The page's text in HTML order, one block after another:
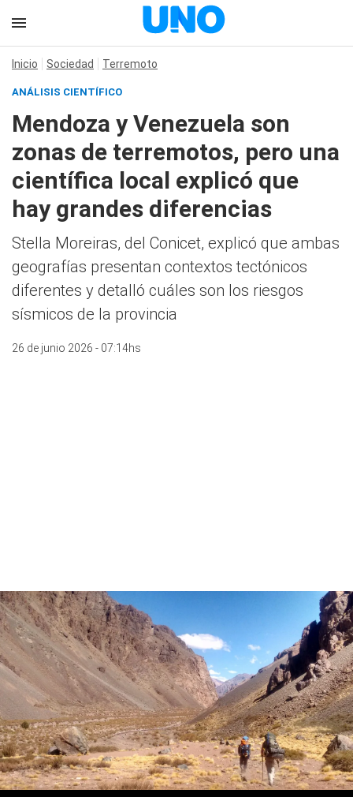
Inicio Sociedad Terremoto
ANÁLISIS CIENTÍFICO
Mendoza y Venezuela son
zonas de terremotos, pero una
científica local explicó que
hay grandes diferencias
Stella Moreiras, del Conicet, explicó que ambas
geografías presentan contextos tectónicos
diferentes y detalló cuáles son los riesgos
sísmicos de la provincia
26 de junio 2026 - 07:14hs